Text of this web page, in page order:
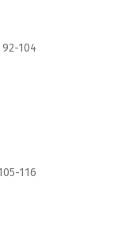
92-104
116